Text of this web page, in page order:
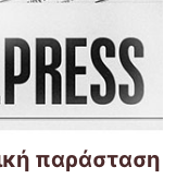
παράσταση